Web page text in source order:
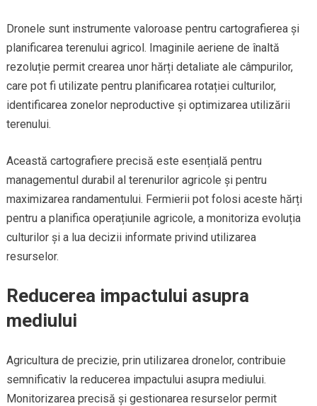
Dronele sunt instrumente valoroase pentru cartografierea și
planificarea terenului agricol. Imaginile aeriene de înaltă
rezoluție permit crearea unor hărți detaliate ale câmpurilor,
care pot fi utilizate pentru planificarea rotației culturilor,
identificarea zonelor neproductive și optimizarea utilizării
terenului.
Această cartografiere precisă este esențială pentru
managementul durabil al terenurilor agricole și pentru
maximizarea randamentului. Fermierii pot folosi aceste hărți
pentru a planifica operațiunile agricole, a monitoriza evoluția
culturilor și a lua decizii informate privind utilizarea
resurselor.
Reducerea impactului asupra
mediului
Agricultura de precizie, prin utilizarea dronelor, contribuie
semnificativ la reducerea impactului asupra mediului.
Monitorizarea precisă și gestionarea resurselor permit